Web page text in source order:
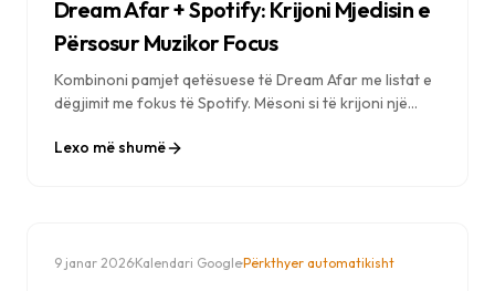
Dream Afar + Spotify: Krijoni Mjedisin e
Përsosur Muzikor Focus
Kombinoni pamjet qetësuese të Dream Afar me listat e
dëgjimit me fokus të Spotify. Mësoni si të krijoni një
bllokimin e shpërqendrimeve të duhura.
Lexo më shumë
9 janar 2026·Kalendari Google·Përkthyer automatikisht